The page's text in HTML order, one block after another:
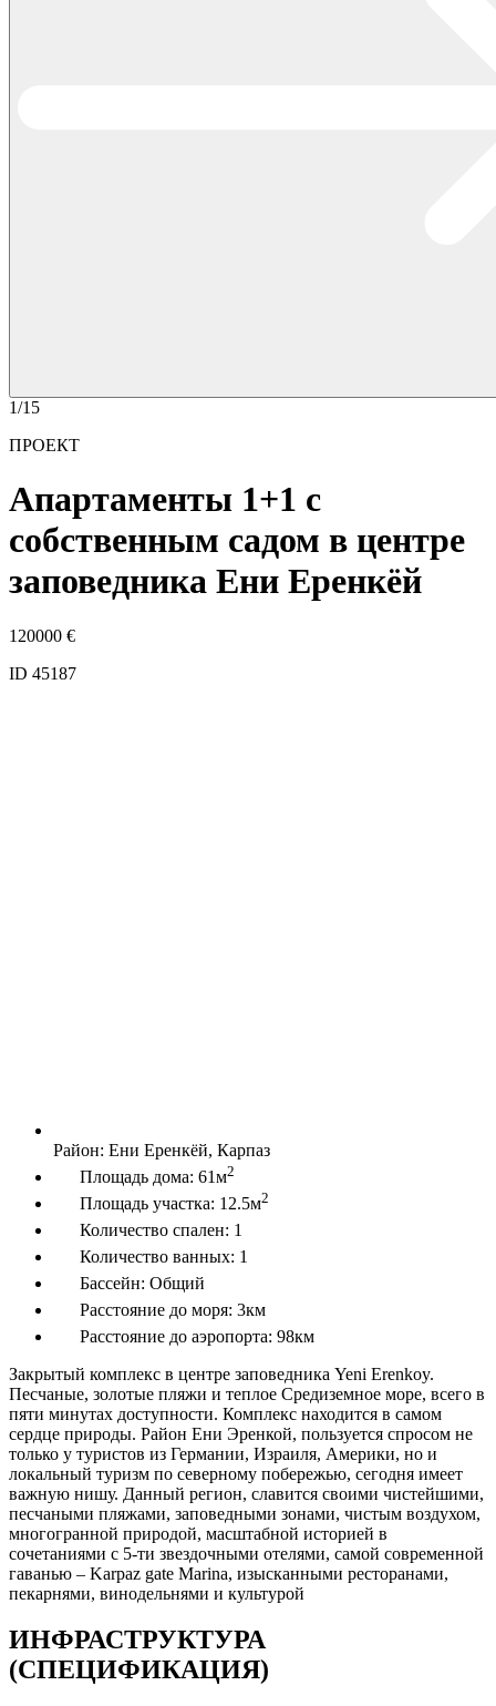
1/15
ПРОЕКТ
Апартаменты 1+1 с
собственным садом в центре
заповедника Ени Еренкёй
120000 €
ID 45187
Район: Ени Еренкёй, Карпаз
Площадь дома: 61м2
Площадь участка: 12.5м2
Количество спален: 1
Количество ванных: 1
Бассейн: Общий
Расстояние до моря: 3км
Расстояние до аэропорта: 98км
Закрытый комплекс в центре заповедника Yeni Erenkoy.
Песчаные, золотые пляжи и теплое Средиземное море, всего в
пяти минутах доступности. Комплекс находится в самом
сердце природы. Район Ени Эренкой, пользуется спросом не
только у туристов из Германии, Израиля, Америки, но и
локальный туризм по северному побережью, сегодня имеет
важную нишу. Данный регион, славится своими чистейшими,
песчаными пляжами, заповедными зонами, чистым воздухом,
многогранной природой, масштабной историей в
сочетаниями с 5-ти звездочными отелями, самой современной
гаванью – Karpaz gate Marina, изысканными ресторанами,
пекарнями, винодельнями и культурой
ИНФРАСТРУКТУРА
(СПЕЦИФИКАЦИЯ)